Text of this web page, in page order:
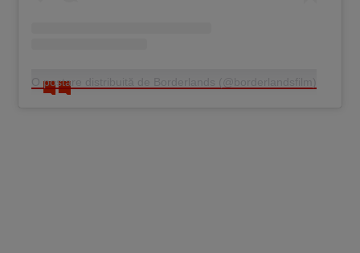
O postare distribuită de Borderlands (@borderlandsfilm)